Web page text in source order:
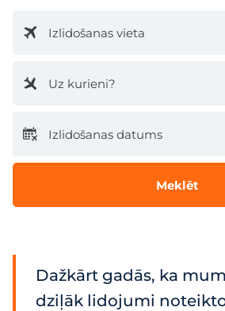
Izlidošanas vieta
Uz kurieni?
Izlidošanas datums
Meklēt
Dažkārt gadās, ka
dziļāk lidojumi